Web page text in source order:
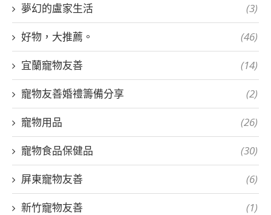
夢幻的盧家生活 (3)
好物，大推薦。 (46)
宜蘭寵物友善 (14)
寵物友善婚禮籌備分享 (2)
寵物用品 (26)
寵物食品保健品 (30)
屏東寵物友善 (6)
新竹寵物友善 (1)